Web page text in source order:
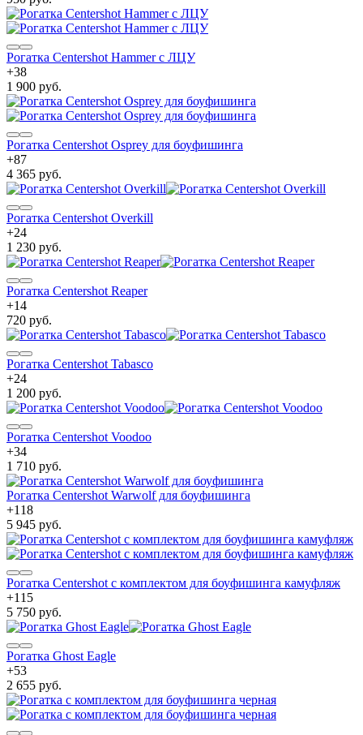
Рогатка Centershot Hammer с ЛЦУ
+38
1 900 руб.
Рогатка Centershot Osprey для боуфишинга
+87
4 365 руб.
Рогатка Centershot Overkill
+24
1 230 руб.
Рогатка Centershot Reaper
+14
720 руб.
Рогатка Centershot Tabasco
+24
1 200 руб.
Рогатка Centershot Voodoo
+34
1 710 руб.
Рогатка Centershot Warwolf для боуфишинга
+118
5 945 руб.
Рогатка Centershot с комплектом для боуфишинга камуфляж
+115
5 750 руб.
Рогатка Ghost Eagle
+53
2 655 руб.